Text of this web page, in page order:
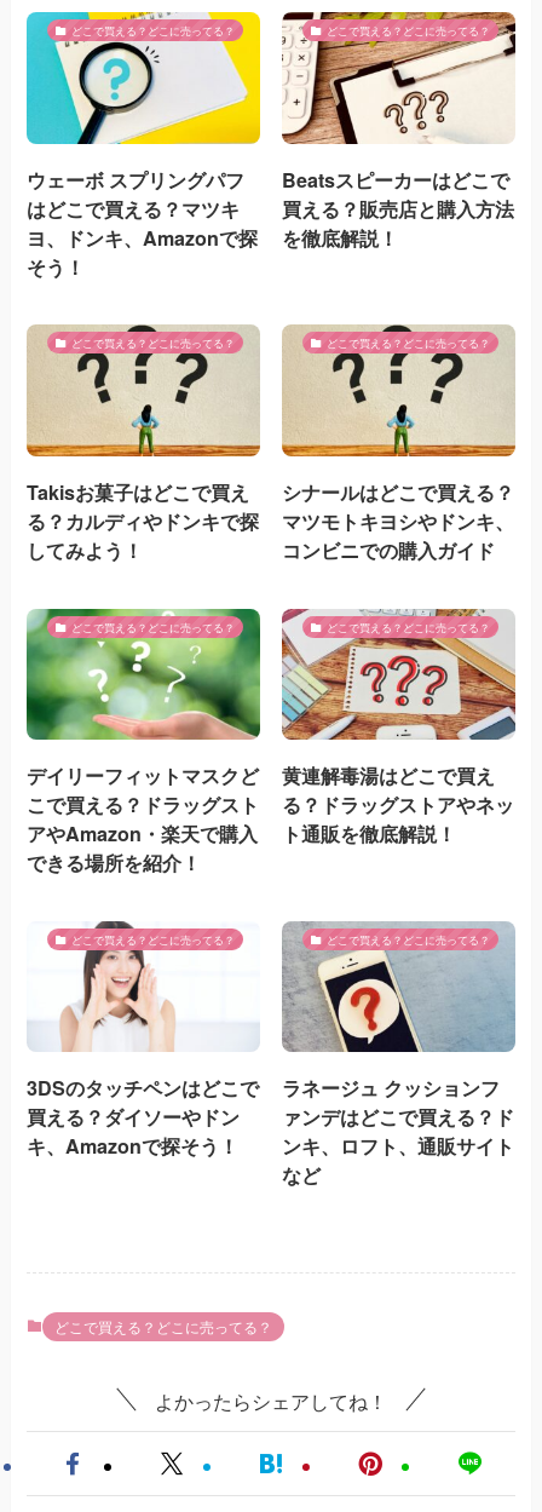
どこで買える？どこに売ってる？
ウェーボ スプリングパフ
はどこで買える？マツキ
ヨ、ドンキ、Amazonで探
そう！
どこで買える？どこに売ってる？
Beatsスピーカーはどこで
買える？販売店と購入方法
を徹底解説！
どこで買える？どこに売ってる？
Takisお菓子はどこで買え
る？カルディやドンキで探
してみよう！
どこで買える？どこに売ってる？
シナールはどこで買える？
マツモトキヨシやドンキ、
コンビニでの購入ガイド
どこで買える？どこに売ってる？
デイリーフィットマスクど
こで買える？ドラッグスト
アやAmazon・楽天で購入
できる場所を紹介！
どこで買える？どこに売ってる？
黄連解毒湯はどこで買え
る？ドラッグストアやネッ
ト通販を徹底解説！
どこで買える？どこに売ってる？
3DSのタッチペンはどこで
買える？ダイソーやドン
キ、Amazonで探そう！
どこで買える？どこに売ってる？
ラネージュ クッションフ
ァンデはどこで買える？ド
ンキ、ロフト、通販サイト
など
どこで買える？どこに売ってる？
よかったらシェアしてね！